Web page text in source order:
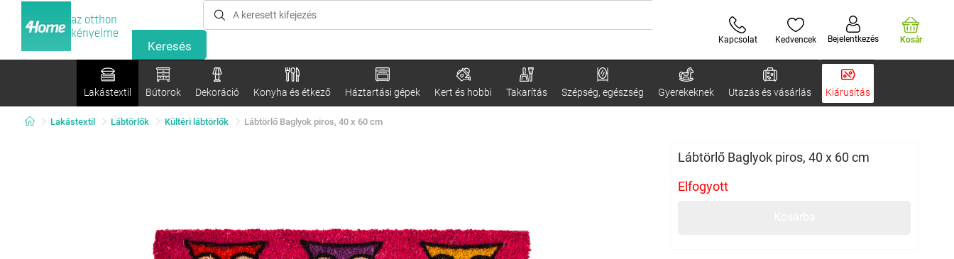
az otthon
kényelme
Kapcsolat Kedvencek Bejelentkezés Kosár
Lakástextil Bútorok Dekoráció Konyha és étkező Háztartási gépek Kert és hobbi Takarítás Szépség, egészség Gyerekeknek Utazás és vásárlás Kiárusítás
Lakástextil Lábtörlők Kültéri lábtörlők Lábtörlő Baglyok piros, 40 x 60 cm
Lábtörlő Baglyok piros, 40 x 60 cm
Elfogyott